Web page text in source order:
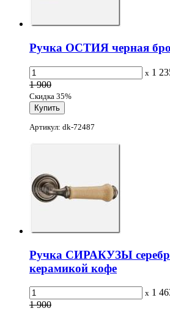
Ручка ОСТИЯ черная
x 1
1 900
Скидка 35%
Артикул: dk-72487
Ручка СИРАКУЗЫ
керамикой кофе
x 1
1 900